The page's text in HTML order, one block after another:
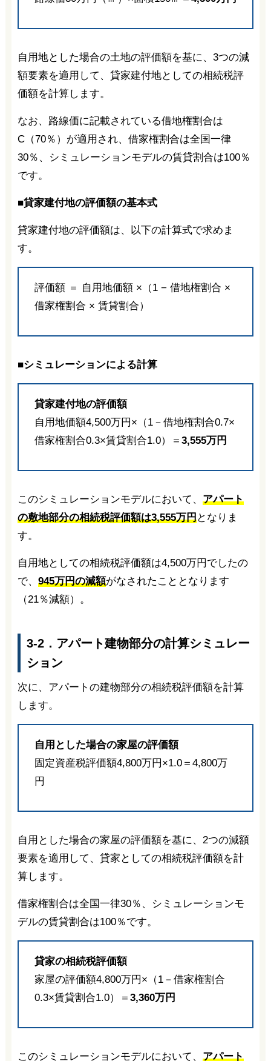
自用地とした場合の土地の評価額を基に、3つの減
額要素を適用して、貸家建付地としての相続税評
価額を計算します。
なお、路線価に記載されている借地権割合は
C（70％）が適用され、借家権割合は全国一律
30％、シミュレーションモデルの賃貸割合は100％
です。
■貸家建付地の評価額の基本式
貸家建付地の評価額は、以下の計算式で求めま
す。
評価額 ＝ 自用地価額 ×（1 − 借地権割合 ×
借家権割合 × 賃貸割合）
■シミュレーションによる計算
貸家建付地の評価額
自用地価額4,500万円×（1－借地権割合0.7×
借家権割合0.3×賃貸割合1.0）＝ 3,555万円
このシミュレーションモデルにおいて、 アパート
の敷地部分の相続税評価額は3,555万円となりま
す。
自用地としての相続税評価額は4,500万円でしたの
で、 945万円の減額がなされたこととなります
（21％減額）。
3-2．アパート建物部分の計算シミュレー
ション
次に、アパートの建物部分の相続税評価額を計算
します。
自用とした場合の家屋の評価額
固定資産税評価額4,800万円×1.0＝4,800万
円
自用とした場合の家屋の評価額を基に、2つの減額
要素を適用して、貸家としての相続税評価額を計
算します。
借家権割合は全国一律30％、シミュレーションモ
デルの賃貸割合は100％です。
貸家の相続税評価額
家屋の評価額4,800万円×（1－借家権割合
0.3×賃貸割合1.0）＝ 3,360万円
このシミュレーションモデルにおいて、 アパート